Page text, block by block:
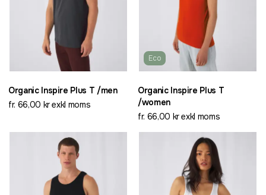
Organic Inspire Plus T /men
fr. 66,00 kr exkl moms
Eco
Organic Inspire Plus T
/women
fr. 66,00 kr exkl moms